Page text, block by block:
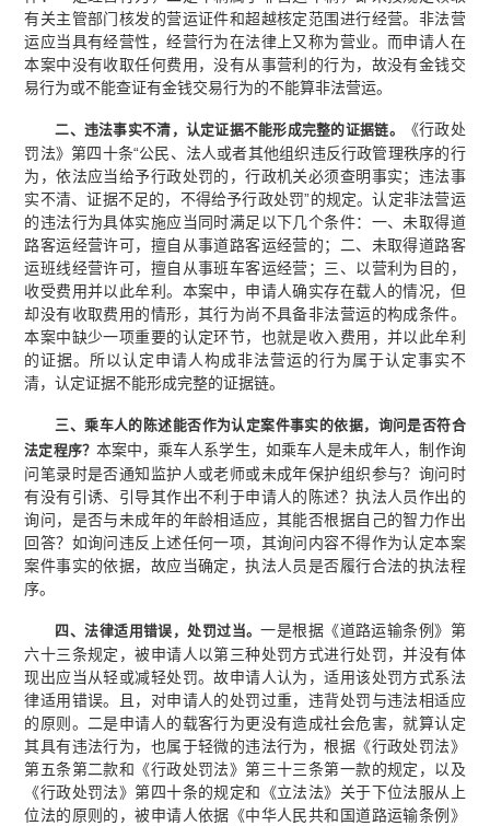
有关主管部门核发的营运证件和超越核定范围进行经营。非法营
运应当具有经营性，经营行为在法律上又称为营业。而申请人在
本案中没有收取任何费用，没有从事营利的行为，故没有金钱交
易行为或不能查证有金钱交易行为的不能算非法营运。
二、 违法事实不清，认定证据不能形成完整的证据链。
《行政处
罚法》第四十条“公民、法人或者其他组织违反行政管理秩序的行
为，依法应当给予行政处罚的，行政机关必须查明事实；违法事
实不清、证据不足的，不得给予行政处罚”的规定。认定非法营运
的违法行为具体实施应当同时满足以下几个条件：一、未取得道
路客运经营许可，擅自从事道路客运经营的；二、未取得道路客
运班线经营许可，擅自从事班车客运经营；三、以营利为目的，
收受费用并以此牟利。本案中，申请人确实存在载人的情况，但
却没有收取费用的情形，其行为尚不具备非法营运的构成条件。
本案中缺少一项重要的认定环节，也就是收入费用，并以此牟利
的证据。所以认定申请人构成非法营运的行为属于认定事实不
清，认定证据不能形成完整的证据链。
三、乘车人的陈述能否作为认定案件事实的依据，询问是否符合
法定程序？ 本案中，乘车人系学生，如乘车人是未成年人，制作询
问笔录时是否通知监护人或老师或未成年保护组织参与？询问时
有没有引诱、引导其作出不利于申请人的陈述？执法人员作出的
询问，是否与未成年的年龄相适应，其能否根据自己的智力作出
回答？如询问违反上述任何一项，其询问内容不得作为认定本案
案件事实的依据，故应当确定，执法人员是否履行合法的执法程
序。
四、法律适用错误，处罚过当。一是根据《道路运输条例》第
六十三条规定，被申请人以第三种处罚方式进行处罚，并没有体
现出应当从轻或减轻处罚。故申请人认为，适用该处罚方式系法
律适用错误。且，对申请人的处罚过重，违背处罚与违法相适应
的原则。二是申请人的载客行为更没有造成社会危害，就算认定
其具有违法行为，也属于轻微的违法行为，根据《行政处罚法》
第五条第二款和《行政处罚法》第三十三条第一款的规定，以及
《行政处罚法》第四十条的规定和《立法法》关于下位法服从上
位法的原则的，被申请人依据《中华人民共和国道路运输条例》